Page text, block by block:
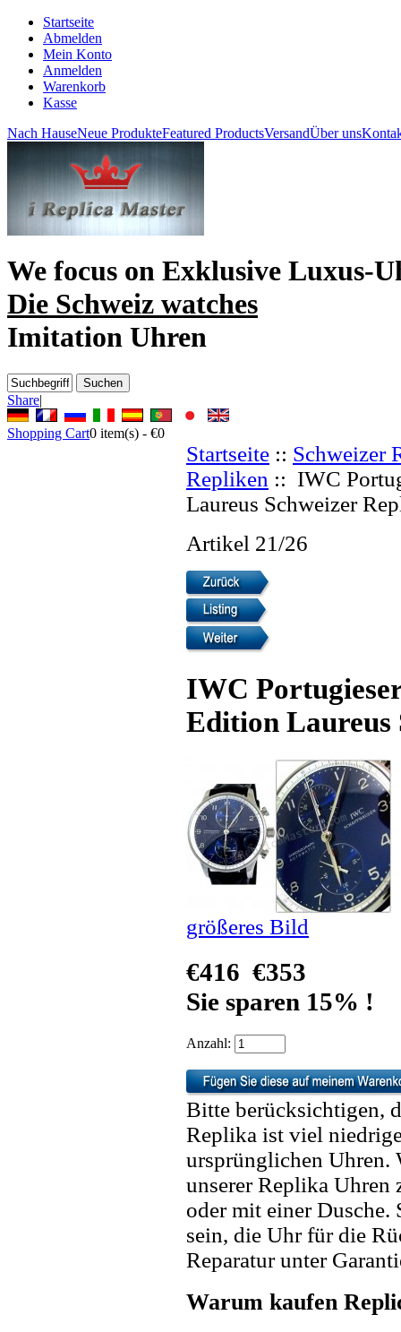
Startseite
Abmelden
Mein Konto
Anmelden
Warenkorb
Kasse
Nach HauseNeue ProdukteFeatured ProductsVersandÜber uns
We focus on Exklusive Luxus-
Die Schweiz watches
Imitation Uhren
Share|
Shopping Cart0 item(s) - €0
Startseite :: Schweizer
Repliken :: IWC
Laureus Schweizer
Artikel 21/26
IWC
Edition Laureus
größeres Bild
€416 €353
Sie sparen 15% !
Anzahl:
Bitte berücksichtigen,
Replika ist viel
ursprünglichen Uhren.
unserer Replika Uhren
oder mit einer
sein, die Uhr für die
Reparatur unter
Warum kaufen